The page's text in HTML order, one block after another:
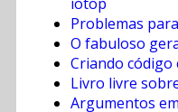
Problemas
O fabuloso
Criando código
Livro livre
Argumentos